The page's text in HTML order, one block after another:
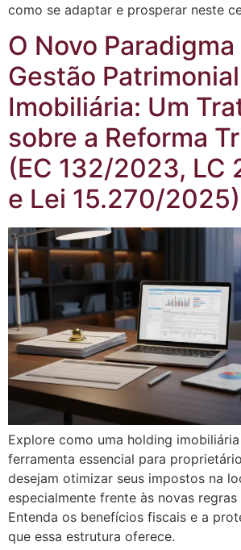
como se adaptar e prosperar neste
O Novo Paradigma
Gestão Patrimonial
Imobiliária: Um
sobre a Reforma
(EC 132/2023, LC
e Lei 15.270/2025)
Explore como uma holding
ferramenta essencial para
desejam otimizar seus impostos na
especialmente frente às novas regras
Entenda os benefícios fiscais e a
que essa estrutura oferece.